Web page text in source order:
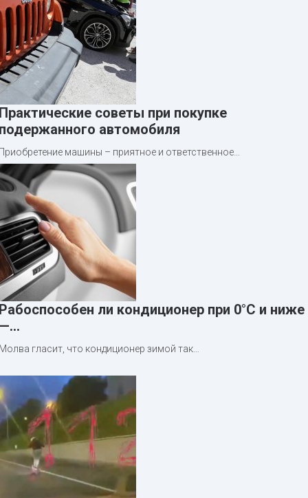
советы при покупке
автомобиля
машины – приятное и ответственное…
ли кондиционер при 0°C и ниже
гласит, что кондиционер зимой так…